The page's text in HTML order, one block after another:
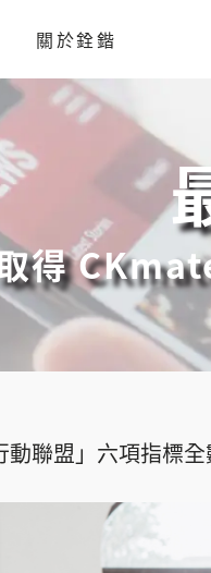
關於銓鍇
得
動聯盟」六項指標